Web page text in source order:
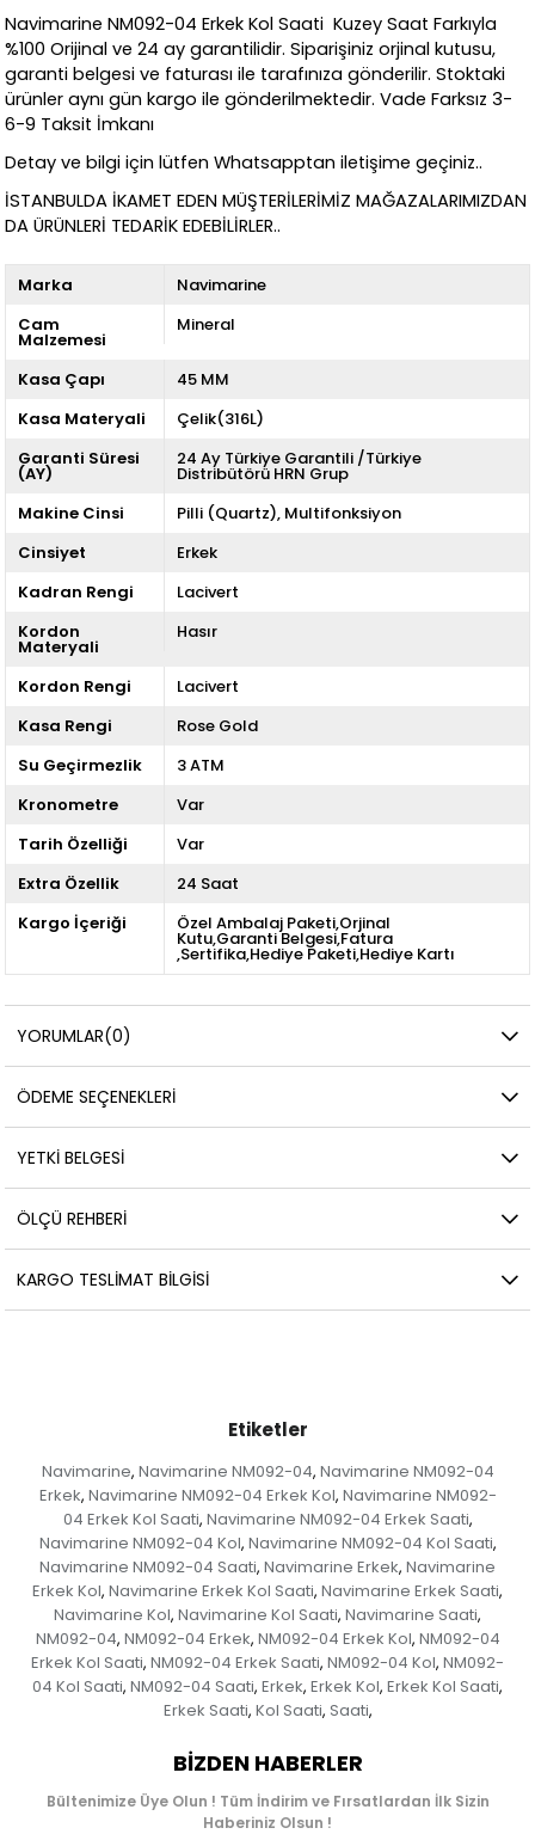
Navimarine NM092-04 Erkek Kol Saati Kuzey Saat Farkıyla
%100 Orijinal ve 24 ay garantilidir. Siparişiniz orjinal kutusu,
garanti belgesi ve faturası ile tarafınıza gönderilir. Stoktaki
ürünler aynı gün kargo ile gönderilmektedir. Vade Farksız 3-
6-9 Taksit İmkanı
Detay ve bilgi için lütfen Whatsapptan iletişime geçiniz..
İSTANBULDA İKAMET EDEN MÜŞTERİLERİMİZ MAĞAZALARIMIZDAN
DA ÜRÜNLERİ TEDARİK EDEBİLİRLER..
Marka
Navimarine
Cam
Malzemesi
Mineral
Kasa Çapı
45 MM
Kasa Materyali
Çelik(316L)
Garanti Süresi
(AY)
24 Ay Türkiye Garantili /Türkiye
Distribütörü HRN Grup
Makine Cinsi
Pilli (Quartz) Multifonksiyon
Cinsiyet
Erkek
Kadran Rengi
Lacivert
Kordon
Materyali
Hasır
Kordon Rengi
Lacivert
Kasa Rengi
Rose Gold
Su Geçirmezlik
3 ATM
Kronometre
Var
Tarih Özelliği
Var
Extra Özellik
24 Saat
Kargo İçeriği
Özel Ambalaj Paketi,Orjinal
Kutu,Garanti Belgesi,Fatura
,Sertifika,Hediye Paketi,Hediye Kartı
YORUMLAR(0)
ÖDEME SEÇENEKLERI
YETKİ BELGESİ
ÖLÇÜ REHBERI
KARGO TESLIMAT BILGISI
Etiketler
Navimarine, Navimarine NM092-04, Navimarine NM092-04
Erkek, Navimarine NM092-04 Erkek Kol, Navimarine NM092-
04 Erkek Kol Saati, Navimarine NM092-04 Erkek Saati,
Navimarine NM092-04 Kol, Navimarine NM092-04 Kol Saati,
Navimarine NM092-04 Saati, Navimarine Erkek, Navimarine
Erkek Kol, Navimarine Erkek Kol Saati, Navimarine Erkek Saati,
Navimarine Kol, Navimarine Kol Saati, Navimarine Saati,
NM092-04, NM092-04 Erkek, NM092-04 Erkek Kol, NM092-04
Erkek Kol Saati, NM092-04 Erkek Saati, NM092-04 Kol, NM092-
04 Kol Saati, NM092-04 Saati, Erkek, Erkek Kol, Erkek Kol Saati,
Erkek Saati, Kol Saati, Saati,
BIZDEN HABERLER
Bültenimize Üye Olun ! Tüm İndirim ve Fırsatlardan İlk Sizin
Haberiniz Olsun !